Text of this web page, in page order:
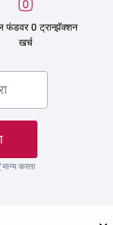
फंडवर 0 ट्रान्झॅक्शन
खर्च
मान्य करता